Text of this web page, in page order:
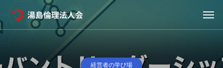
経営者の学び場